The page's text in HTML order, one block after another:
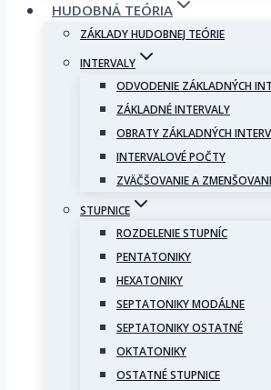
HUDOBNÁ TEÓRIA
ZÁKLADY HUDOBNEJ TEÓRIE
INTERVALY
ODVODENIE ZÁKLADNÝCH
ZÁKLADNÉ INTERVALY
OBRATY ZÁKLADNÝCH
INTERVALOVÉ POČTY
ZVÄČŠOVANIE A
STUPNICE
ROZDELENIE STUPNÍC
PENTATONIKY
HEXATONIKY
SEPTATONIKY MODÁLNE
SEPTATONIKY OSTATNÉ
OKTATONIKY
OSTATNÉ STUPNICE